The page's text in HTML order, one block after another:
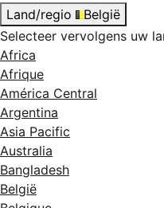
Land/regio
België
Selecteer vervolgens uw
Africa
Afrique
América Central
Argentina
Asia Pacific
Australia
Bangladesh
België